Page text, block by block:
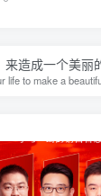
造成一个美丽
life to make a